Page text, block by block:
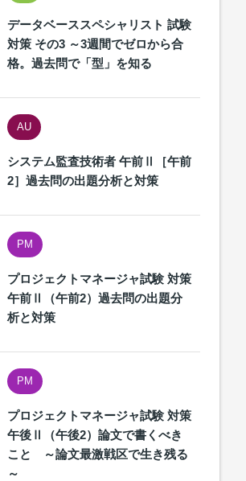
データベーススペシャリスト 試験
対策 その3 ～3週間でゼロから合
格。過去問で「型」を知る
AU
システム監査技術者 午前Ⅱ［午前
2］過去問の出題分析と対策
PM
プロジェクトマネージャ試験 対策
午前Ⅱ（午前2）過去問の出題分
析と対策
PM
プロジェクトマネージャ試験 対策
午後Ⅱ（午後2）論文で書くべき
こと ～論文最激戦区で生き残る
～